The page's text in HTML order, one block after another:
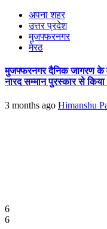
अपना शहर
उत्तर प्रदेश
मुजफ्फरनगर
मेरठ
मुजफ्फरनगर दैनिक जागरण के
नारद सम्मान पुरस्कार से किया
3 months ago Himanshu
6
6